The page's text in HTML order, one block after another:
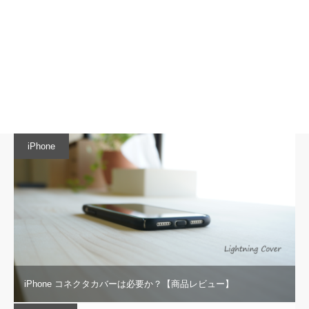
iPhone
iPhone コネクタカバーは必要か？【商品レビュー】